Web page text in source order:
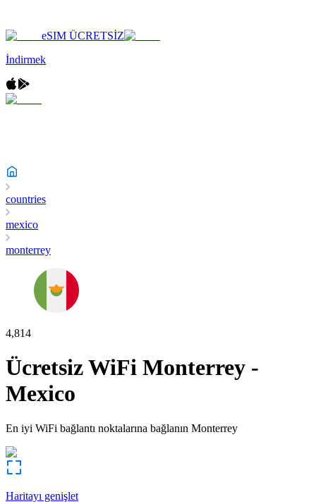
eSIM ÜCRETSİZ
İndirmek
countries
mexico
monterrey
4,814
Ücretsiz WiFi Monterrey -
Mexico
En iyi WiFi bağlantı noktalarına bağlanın Monterrey
Haritayı genişlet